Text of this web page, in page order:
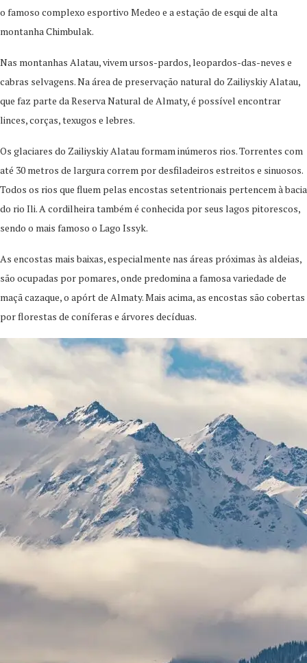
o famoso complexo esportivo Medeo e a estação de esqui de alta
montanha Chimbulak.
Nas montanhas Alatau, vivem ursos-pardos, leopardos-das-neves e
cabras selvagens. Na área de preservação natural do Zailiyskiy Alatau,
que faz parte da Reserva Natural de Almaty, é possível encontrar
linces, corças, texugos e lebres.
Os glaciares do Zailiyskiy Alatau formam inúmeros rios. Torrentes com
até 30 metros de largura correm por desfiladeiros estreitos e sinuosos.
Todos os rios que fluem pelas encostas setentrionais pertencem à bacia
do rio Ili. A cordilheira também é conhecida por seus lagos pitorescos,
sendo o mais famoso o Lago Issyk.
As encostas mais baixas, especialmente nas áreas próximas às aldeias,
são ocupadas por pomares, onde predomina a famosa variedade de
maçã cazaque, o apórt de Almaty. Mais acima, as encostas são cobertas
por florestas de coníferas e árvores decíduas.